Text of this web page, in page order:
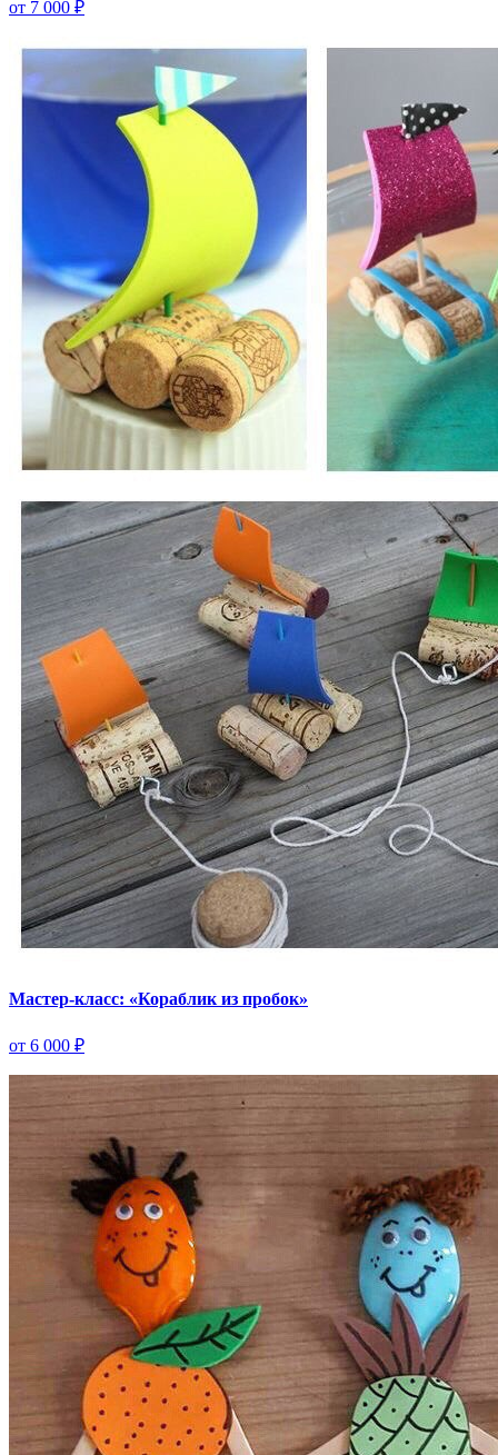
от 7 000 ₽
Мастер-класс: «Кораблик из пробок»
от 6 000 ₽